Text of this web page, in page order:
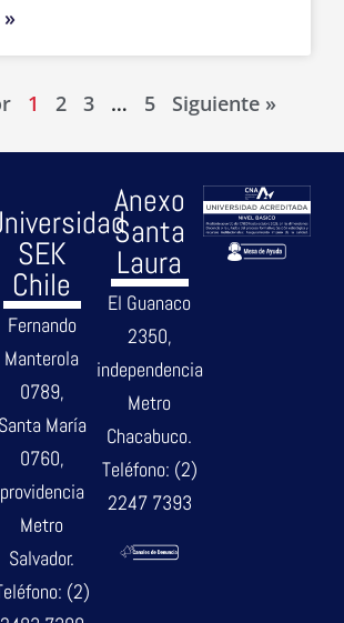
1 2 3 … 5 Siguiente »
SEK
Chile
Fernando
Manterola
0789,
Santa María
0760,
providencia
Metro
Salvador.
(2)
Anexo
Santa
Laura
El Guanaco
2350,
independencia
Metro
Chacabuco.
Teléfono: (2)
2247 7393